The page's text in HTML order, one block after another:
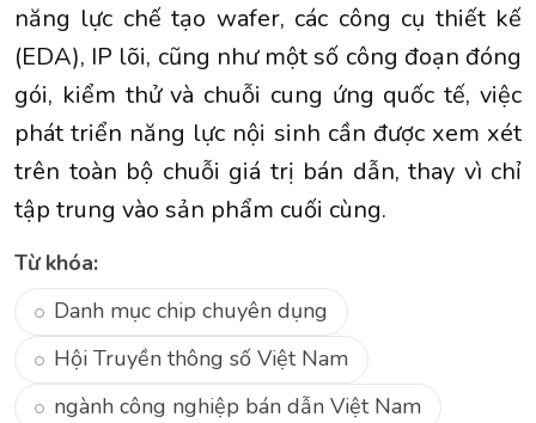
năng lực chế tạo wafer, các công cụ thiết kế
(EDA), IP lõi, cũng như một số công đoạn đóng
gói, kiểm thử và chuỗi cung ứng quốc tế, việc
phát triển năng lực nội sinh cần được xem xét
trên toàn bộ chuỗi giá trị bán dẫn, thay vì chỉ
tập trung vào sản phẩm cuối cùng.
Từ khóa:
Danh mục chip chuyên dụng
Hội Truyền thông số Việt Nam
ngành công nghiệp bán dẫn Việt Nam